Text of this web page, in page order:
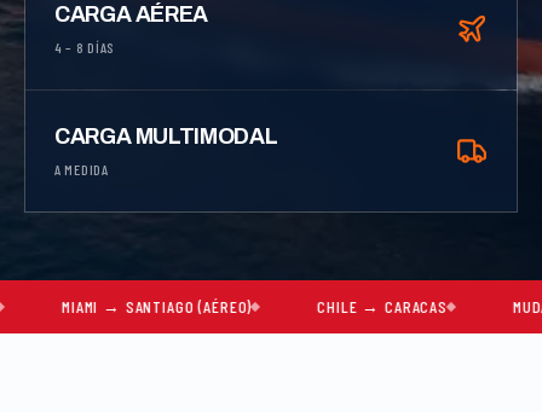
CARGA AÉREA
4 – 8 DÍAS
CARGA MULTIMODAL
A MEDIDA
MIAMI → SANTIAGO (AÉREO) CHILE → CARACAS MUDANZAS